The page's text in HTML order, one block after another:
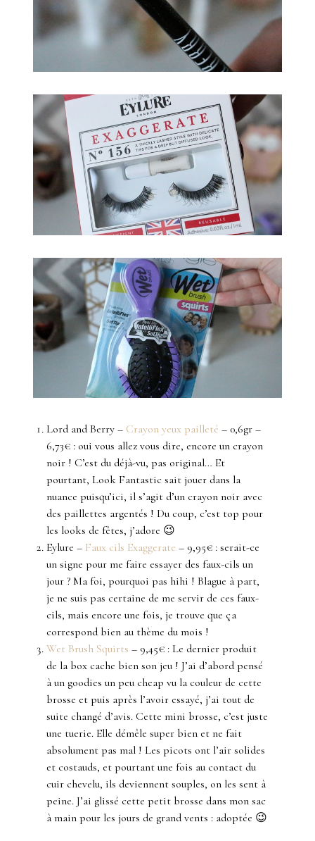
Lord and Berry – Crayon yeux pailleté – 0,6gr –
6,73€ : oui vous allez vous dire, encore un crayon
noir ! C’est du déjà-vu, pas original… Et
pourtant, Look Fantastic sait jouer dans la
nuance puisqu’ici, il s’agit d’un crayon noir avec
des paillettes argentés ! Du coup, c’est top pour
les looks de fêtes, j’adore 😉
Eylure – Faux cils Exaggerate – 9,95€ : serait-ce
un signe pour me faire essayer des faux-cils un
jour ? Ma foi, pourquoi pas hihi ! Blague à part,
je ne suis pas certaine de me servir de ces faux-
cils, mais encore une fois, je trouve que ça
correspond bien au thème du mois !
Wet Brush Squirts – 9,45€ : Le dernier produit
de la box cache bien son jeu ! J’ai d’abord pensé
à un goodies un peu cheap vu la couleur de cette
brosse et puis après l’avoir essayé, j’ai tout de
suite changé d’avis. Cette mini brosse, c’est juste
une tuerie. Elle démêle super bien et ne fait
absolument pas mal ! Les picots ont l’air solides
et costauds, et pourtant une fois au contact du
cuir chevelu, ils deviennent souples, on les sent à
peine. J’ai glissé cette petit brosse dans mon sac
à main pour les jours de grand vents : adoptée 😉